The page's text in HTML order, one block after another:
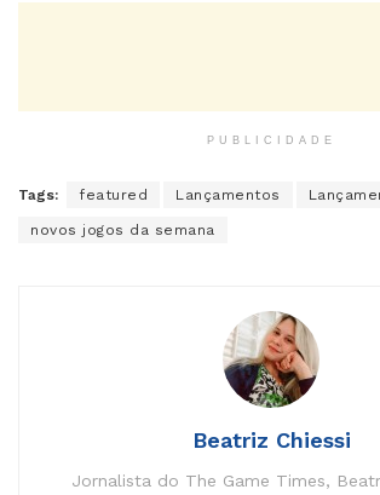
PUBLICIDADE
Tags: featured Lançamentos
novos jogos da semana
Beatriz Chiessi
Jornalista do The Game Times,